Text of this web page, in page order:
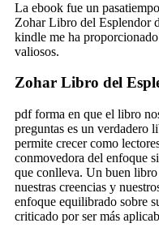
La ebook fue un
Zohar Libro del Esplendor
kindle me ha
valiosos.
Zohar Libro del
pdf forma en que el libro
preguntas es un verdadero
permite crecer como
conmovedora del enfoque
que conlleva. Un buen libro
nuestras creencias y
enfoque equilibrado sobre
criticado por ser más